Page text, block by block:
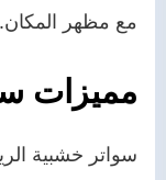
مع مظهر المكان.
مميزات
سواتر خشبية